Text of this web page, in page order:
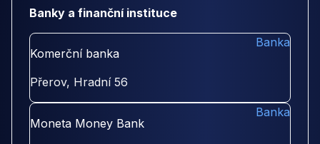
Banky a finanční instituce
Komerční banka
Přerov, Hradní 56
Banka
Moneta Money Bank
Banka